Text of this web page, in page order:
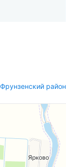
Фрунзенский район